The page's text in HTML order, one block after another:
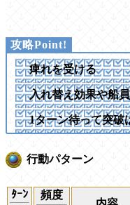
痺れを受ける
入れ替え効果や船
1ターン待って突破
行動パターン
ﾀｰﾝ
頻度